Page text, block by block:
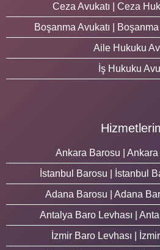
Ceza Avukatı | Ceza
Boşanma Avukatı |
Aile Hukuku
İş Hukuku
Ankara Barosu | Ankara
İstanbul Barosu | İstanbul
Adana Barosu | Adana
Antalya Baro Levhası |
İzmir Baro Levhası |